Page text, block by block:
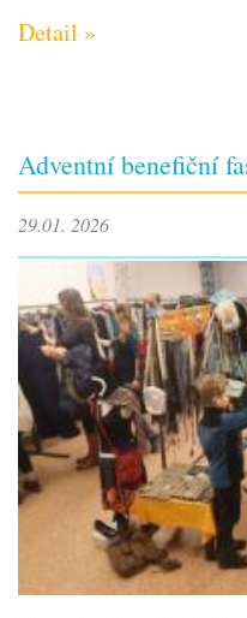
Detail »
Adventní benefiční
29.01. 2026